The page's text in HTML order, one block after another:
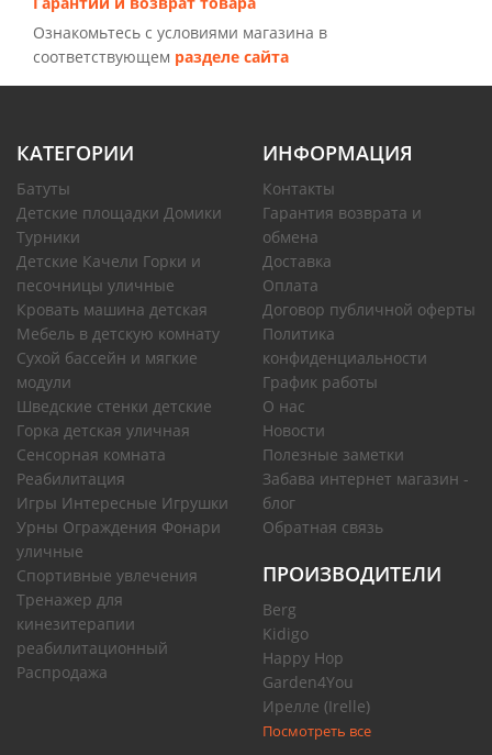
Ознакомьтесь с условиями магазина в
соответствующем разделе сайта
КАТЕГОРИИ
Батуты
Детские площадки Домики
Турники
Детские Качели Горки и
песочницы уличные
Кровать машина детская
Мебель в детскую комнату
Сухой бассейн и мягкие
модули
Шведские стенки детские
Горка детская уличная
Сенсорная комната
Реабилитация
Игры Интересные Игрушки
Урны Ограждения Фонари
уличные
Спортивные увлечения
Тренажер для
кинезитерапии
реабилитационный
Распродажа
ИНФОРМАЦИЯ
Контакты
Гарантия возврата и
обмена
Доставка
Оплата
Договор публичной оферты
Политика
конфиденциальности
График работы
О нас
Новости
Полезные заметки
Забава интернет магазин -
блог
Обратная связь
ПРОИЗВОДИТЕЛИ
Berg
Kidigo
Happy Hop
Garden4You
Ирелле (Irelle)
Посмотреть все